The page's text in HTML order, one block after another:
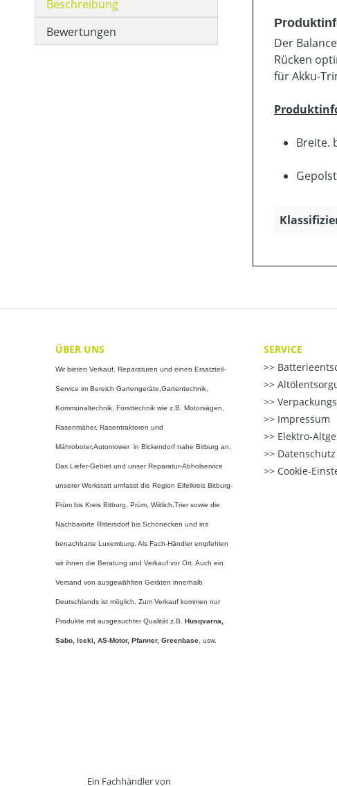
Beschreibung
Bewertungen
Der
Rücken
für Akku-
Breite.
ÜBER UNS
Wir bieten Verkauf, Reparaturen und einen Ersatzteil-
Service im Bereich Gartengeräte,Gartentechnik,
Kommunaltechnik, Forsttechnik wie z.B. Motorsägen,
Rasenmäher, Rasentraktoren und
Mähroboter,Automower in Bickendorf nahe Bitburg an.
Das Liefer-Gebiet und unser Reparatur-Abholservice
unserer Werkstatt umfasst die Region Eifelkreis Bitburg-
Prüm bis Kreis Bitburg, Prüm, Wiitlich,Trier sowie die
Nachbarorte Rittersdorf bis Schönecken und ins
benachbarte Luxemburg. Als Fach-Händler empfehlen
wir ihnen die Beratung und Verkauf vor Ort. Auch ein
Versand von ausgewählten Geräten innerhalb
Deutschlands ist möglich. Zum Verkauf kommen nur
Produkte mit ausgesuchter Qualität z.B. Husqvarna,
Sabo, Iseki, AS-Motor, Pfanner, Greenbase , usw.
SERVICE
Impressum
Elektro-
Datenschutz
Cookie-
Ein Fachhändler von